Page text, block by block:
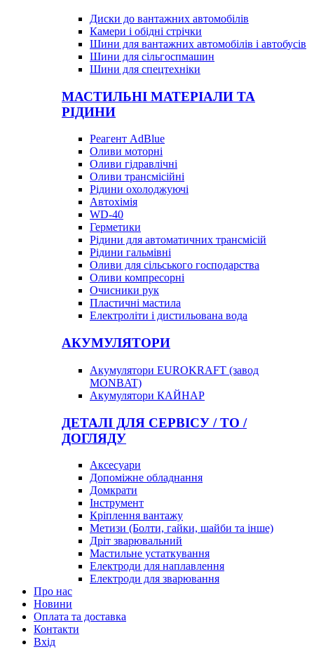
Диски до вантажних автомобілів
Камери і обідні стрічки
Шини для вантажних автомобілів і автобусів
Шини для сільгоспмашин
Шини для спецтехніки
МАСТИЛЬНІ МАТЕРІАЛИ ТА
РІДИНИ
Реагент AdBlue
Оливи моторні
Оливи гідравлічні
Оливи трансмісійні
Рідини охолоджуючі
Автохімія
WD-40
Герметики
Рідини для автоматичних трансмісій
Рідини гальмівні
Оливи для сільського господарства
Оливи компресорні
Очисники рук
Пластичні мастила
Електроліти і дистильована вода
АКУМУЛЯТОРИ
Акумулятори EUROKRAFT (завод
MONBAT)
Акумулятори КАЙНАР
ДЕТАЛІ ДЛЯ СЕРВІСУ / ТО /
ДОГЛЯДУ
Аксесуари
Допоміжне обладнання
Домкрати
Інструмент
Кріплення вантажу
Метизи (Болти, гайки, шайби та інше)
Дріт зварювальний
Мастильне устаткування
Електроди для наплавлення
Електроди для зварювання
Про нас
Новини
Оплата та доставка
Контакти
Вхiд